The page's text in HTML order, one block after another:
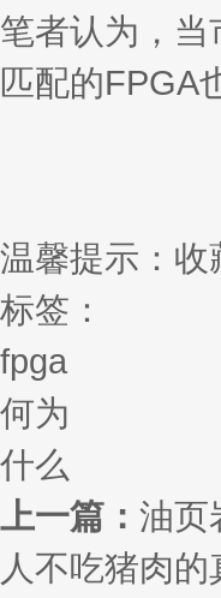
笔者认为，
匹配的FPGA
温馨提示：收
标签：
fpga
何为
什么
上一篇： 油页
人不吃猪肉的